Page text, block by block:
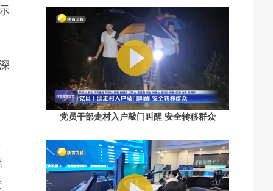
党员干部走村入户敲门叫醒 安全转移群众